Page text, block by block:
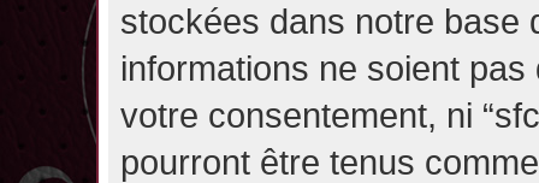
stockées dans notre base
informations ne soient
votre consentement, ni
pourront être tenus